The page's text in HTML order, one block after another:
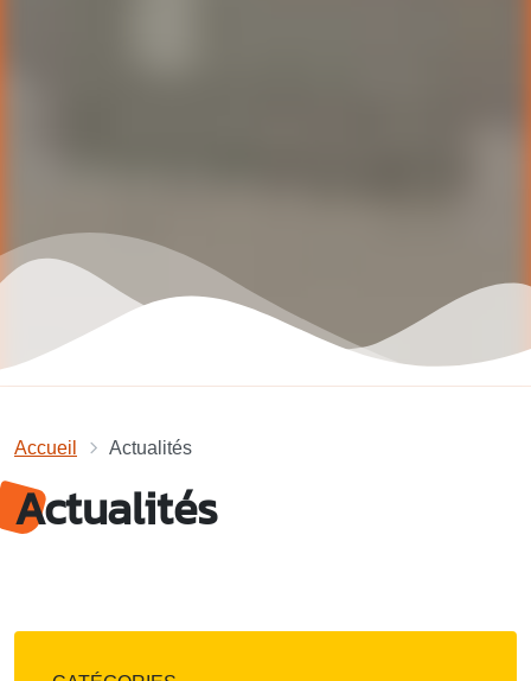
Accueil Actualités
Actualités